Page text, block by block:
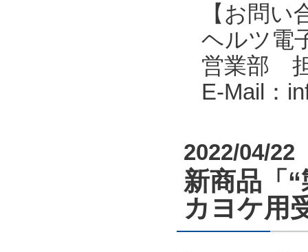
【お問い
ヘルツ電
営業部
E-Mail：
2022/04/22
新商品「
カヨケ用